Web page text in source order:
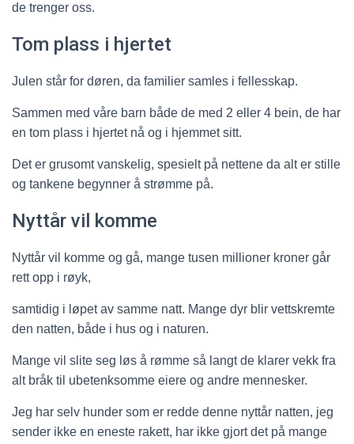
de trenger oss.
Tom plass i hjertet
Julen står for døren, da familier samles i fellesskap.
Sammen med våre barn både de med 2 eller 4 bein, de har
en tom plass i hjertet nå og i hjemmet sitt.
Det er grusomt vanskelig, spesielt på nettene da alt er stille
og tankene begynner å strømme på.
Nyttår vil komme
Nyttår vil komme og gå, mange tusen millioner kroner går
rett opp i røyk,
samtidig i løpet av samme natt. Mange dyr blir vettskremte
den natten, både i hus og i naturen.
Mange vil slite seg løs å rømme så langt de klarer vekk fra
alt bråk til ubetenksomme eiere og andre mennesker.
Jeg har selv hunder som er redde denne nyttår natten, jeg
sender ikke en eneste rakett, har ikke gjort det på mange